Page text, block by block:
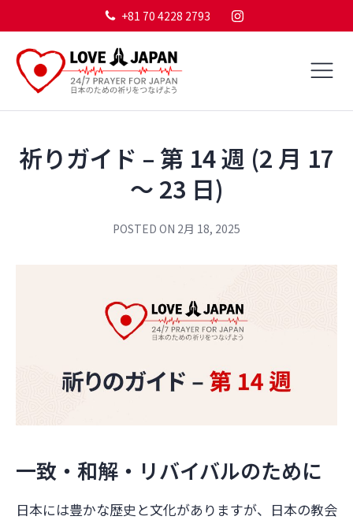
+81 70 4228 2793
祈りガイド – 第 14 週 (2 月 17
～ 23 日)
POSTED ON 2月 18, 2025
一致・和解・リバイバルのために
日本には豊かな歴史と文化がありますが、日本の教会